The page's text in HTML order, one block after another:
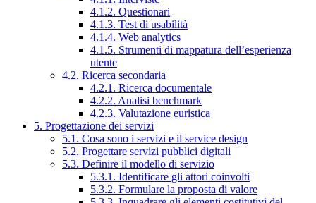
4.1.2. Questionari
4.1.3. Test di usabilità
4.1.4. Web analytics
4.1.5. Strumenti di mappatura dell’esperienza
utente
4.2. Ricerca secondaria
4.2.1. Ricerca documentale
4.2.2. Analisi benchmark
4.2.3. Valutazione euristica
5. Progettazione dei servizi
5.1. Cosa sono i servizi e il service design
5.2. Progettare servizi pubblici digitali
5.3. Definire il modello di servizio
5.3.1. Identificare gli attori coinvolti
5.3.2. Formulare la proposta di valore